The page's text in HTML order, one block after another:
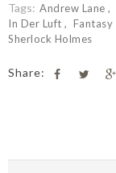
Tags: Andrew Lane
In Der Luft
Fantasy
Sherlock Holmes
Share: